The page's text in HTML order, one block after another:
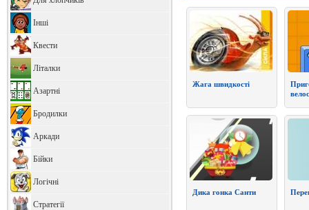
Інші
Квести
Літалки
Азартні
Бродилки
Аркади
Бійки
Логічні
Стратегії
Жага швидкості
Дика гонка Санти